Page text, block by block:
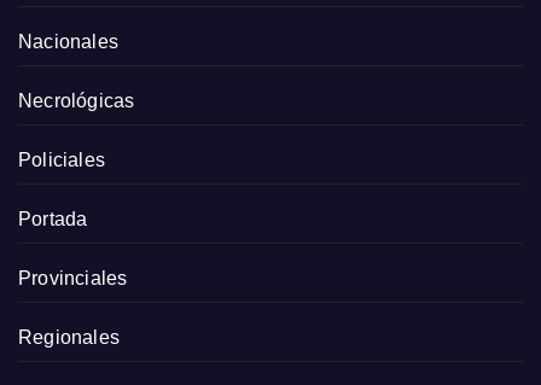
Nacionales
Necrológicas
Policiales
Portada
Provinciales
Regionales